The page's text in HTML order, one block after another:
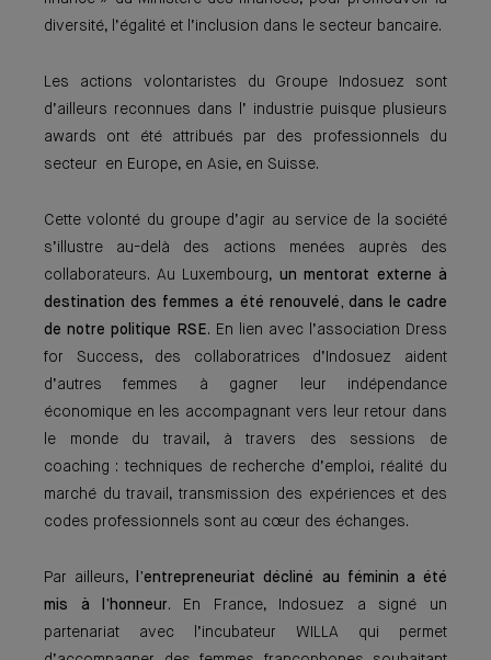
diversité, l’égalité et l’inclusion dans le secteur bancaire.
Les actions volontaristes du Groupe Indosuez sont
d’ailleurs reconnues dans l’ industrie puisque plusieurs
awards ont été attribués par des professionnels du
secteur en Europe, en Asie, en Suisse.
Cette volonté du groupe d’agir au service de la société
s’illustre au-delà des actions menées auprès des
collaborateurs. Au Luxembourg, un mentorat externe à
destination des femmes a été renouvelé, dans le cadre
de notre politique RSE. En lien avec l’association Dress
for Success, des collaboratrices d’Indosuez aident
d’autres femmes à gagner leur indépendance
économique en les accompagnant vers leur retour dans
le monde du travail, à travers des sessions de
coaching : techniques de recherche d’emploi, réalité du
marché du travail, transmission des expériences et des
codes professionnels sont au cœur des échanges.
Par ailleurs,
l’entrepreneuriat décliné au féminin a été
mis à l’honneur. En France, Indosuez a signé un
partenariat avec l’incubateur WILLA qui permet